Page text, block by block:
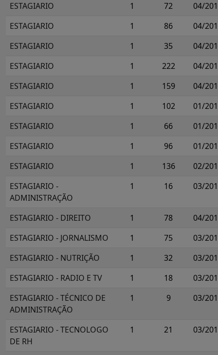
ESTAGIARIO 1 72
04/
ESTAGIARIO
1 86
04/
ESTAGIARIO
1 35
04/
ESTAGIARIO
1 222
04/
ESTAGIARIO
1 159
04/
ESTAGIARIO
1 102
01/
ESTAGIARIO
1 66
01/
ESTAGIARIO
1 96
01/
ESTAGIARIO
1 136
02/
ESTAGIARIO -
ADMINISTRAÇÃO
1 16 03/
ESTAGIARIO - DIREITO 1 78
04/
ESTAGIARIO - JORNALISMO
1 75
03/
ESTAGIARIO - NUTRIÇÃO
1 32
03/
ESTAGIARIO - RADIO E TV
1 18
03/
ESTAGIARIO - TÉCNICO DE
ADMINISTRAÇÃO
1 9 03/
ESTAGIARIO - TECNOLOGO
DE RH
1 21 03/